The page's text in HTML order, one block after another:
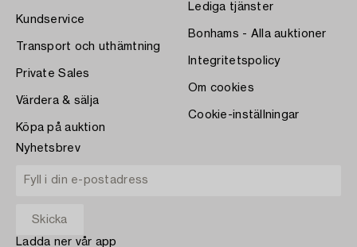
Kundservice
Transport och uthämtning
Private Sales
Värdera & sälja
Köpa på auktion
Lediga tjänster
Bonhams - Alla auktioner
Integritetspolicy
Om cookies
Cookie-inställningar
Nyhetsbrev
Ladda ner vår app